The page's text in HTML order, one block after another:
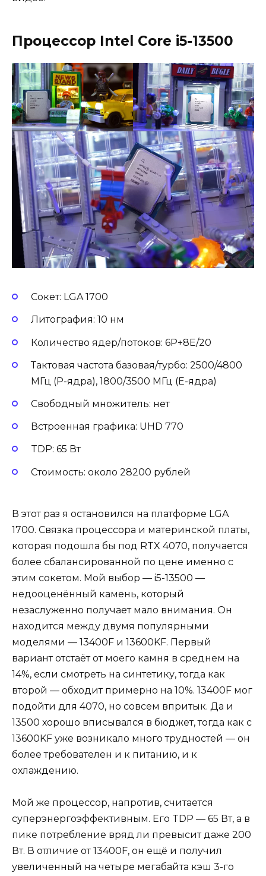
Процессор Intel Core i5-13500
Сокет: LGA 1700
Литография: 10 нм
Количество ядер/потоков: 6P+8E/20
Тактовая частота базовая/турбо: 2500/4800
МГц (P-ядра), 1800/3500 МГц (E-ядра)
Свободный множитель: нет
Встроенная графика: UHD 770
TDP: 65 Вт
Стоимость: около 28200 рублей
В этот раз я остановился на платформе LGA
1700. Связка процессора и материнской платы,
которая подошла бы под RTX 4070, получается
более сбалансированной по цене именно с
этим сокетом. Мой выбор — i5-13500 —
недооценённый камень, который
незаслуженно получает мало внимания. Он
находится между двумя популярными
моделями — 13400F и 13600KF. Первый
вариант отстаёт от моего камня в среднем на
14%, если смотреть на синтетику, тогда как
второй — обходит примерно на 10%. 13400F мог
подойти для 4070, но совсем впритык. Да и
13500 хорошо вписывался в бюджет, тогда как с
13600KF уже возникало много трудностей — он
более требователен и к питанию, и к
охлаждению.
Мой же процессор, напротив, считается
суперэнергоэффективным. Его TDP — 65 Вт, а в
пике потребление вряд ли превысит даже 200
Вт. В отличие от 13400F, он ещё и получил
увеличенный на четыре мегабайта кэш 3-го